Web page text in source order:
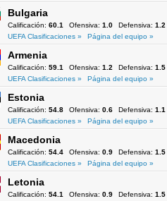
Bulgaria
Calificación: 60.1 Ofensiva: 1.0 Defensiva: 1.2
UEFA Clasificaciones »
Página del equipo »
Armenia
Calificación: 59.1 Ofensiva: 1.2 Defensiva: 1.5
UEFA Clasificaciones »
Página del equipo »
Estonia
Calificación: 54.8 Ofensiva: 0.6 Defensiva: 1.1
UEFA Clasificaciones »
Página del equipo »
Macedonia
Calificación: 54.4 Ofensiva: 0.9 Defensiva: 1.5
UEFA Clasificaciones »
Página del equipo »
Letonia
Calificación: 54.1 Ofensiva: 0.9 Defensiva: 1.5